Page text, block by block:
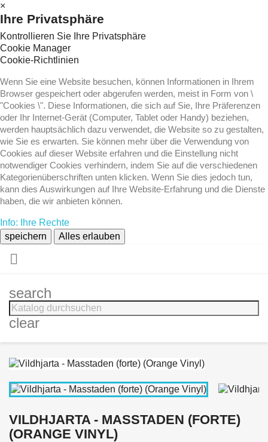
×
Ihre Privatsphäre
Kontrollieren Sie Ihre Privatsphäre
Cookie Manager
Cookie-Richtlinien
Wenn Sie eine Website besuchen, können Informationen in Ihrem
Browser gespeichert oder abgerufen werden, meist in Form von \
"Cookies \". Diese Informationen, die sich auf Sie, Ihre Präferenzen
oder Ihr Internet-Gerät (Computer, Tablet oder Handy) beziehen,
werden hauptsächlich dazu verwendet, die Website so zu gestalten,
wie Sie es erwarten. Sie können mehr über die Verwendung von
Cookies auf dieser Website erfahren und die Einstellung nicht
notwendiger Cookies verhindern, indem Sie auf die verschiedenen
Kategorienüberschriften unten klicken. Wenn Sie dies jedoch tun,
kann dies Auswirkungen auf Ihre Website-Erfahrung und die Dienste
haben, die wir anbieten können.
Info: Ihre Rechte
speichern
Alles erlauben

search
clear
VILDHJARTA - MASSTADEN (FORTE)
(ORANGE VINYL)